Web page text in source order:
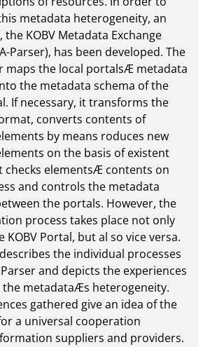
metadata heterogeneity, an
KOBV Metadata Exchange
Parser), has been developed. The
maps the local portalsÆ metadata
the metadata schema of the
If necessary, it transforms the
converts contents of
by means roduces new
on the basis of existent
checks elementsÆ contents on
and controls the metadata
the portals. However, the
process takes place not only
KOBV Portal, but al so vice versa.
the individual processes
and depicts the experiences
the metadataÆs heterogeneity.
gathered give an idea of the
a universal cooperation
suppliers and providers.